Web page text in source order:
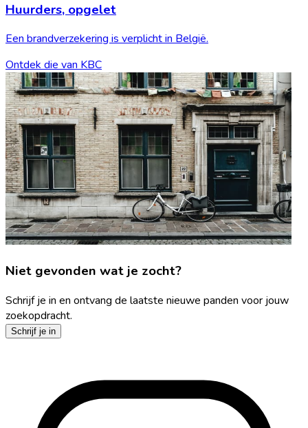
Huurders, opgelet
Een brandverzekering is verplicht in België.
Ontdek die van KBC
Niet gevonden wat je zocht?
Schrijf je in en ontvang de laatste nieuwe panden voor jouw
zoekopdracht.
Schrijf je in